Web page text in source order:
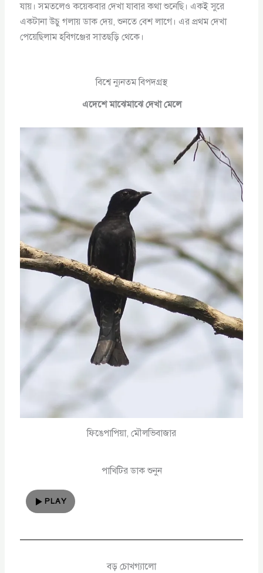
যায়। সমতলেও কয়েকবার দেখা যাবার কথা শুনেছি। একই সুরে
একটানা উচু গলায় ডাক দেয়, শুনতে বেশ লাগে। এর প্রথম দেখা
পেয়েছিলাম হবিগঞ্জের সাতছড়ি থেকে।
বিশ্বে ন্যুনতম বিপদগ্রস্থ
এদেশে মাঝেমাঝে দেখা মেলে
ফিঙেপাপিয়া, মৌলভিবাজার
পাখিটির ডাক শুনুন
PLAY
বড় চোখগ্যালো